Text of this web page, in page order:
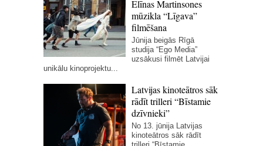
Elīnas Martinsones
mūzikla “Līgava”
filmēšana
Jūnija beigās Rīgā
studija “Ego Media”
uzsākusi filmēt Latvijai
unikālu kinoprojektu...
Latvijas kinoteātros sāk
rādīt trilleri “Bīstamie
dzīvnieki”
No 13. jūnija Latvijas
kinoteātros sāk rādīt